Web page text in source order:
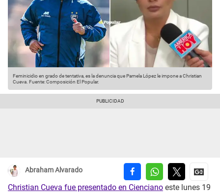
Feminicidio en grado de tentativa, es la denuncia que Pamela López le impone a Christian
Cueva. Fuente: Composición El Popular.
Abraham Alvarado
Christian Cueva fue presentado en Cienciano este lunes 19